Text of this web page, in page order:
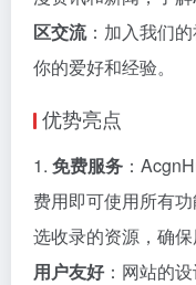
区交流：加入我们
你的爱好和经验。
优势亮点
1. 免费服务 ：
费用即可使用所有
选收录的资源，确
用户友好：网站的